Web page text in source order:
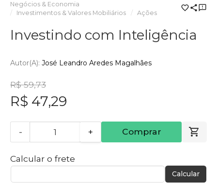
Negócios & Economia
Investimentos & Valores Mobiliários
Ações
Investindo com Inteligência
Autor(a): José Leandro Aredes Magalhães
R$ 59,73
R$ 47,29
- + Comprar
Calcular o frete
Calcular